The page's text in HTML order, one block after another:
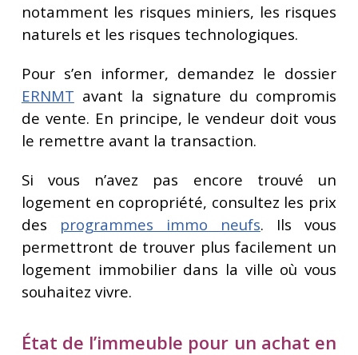
notamment les risques miniers, les risques
naturels et les risques technologiques.
Pour s’en informer, demandez le dossier
ERNMT avant la signature du compromis
de vente. En principe, le vendeur doit vous
le remettre avant la transaction.
Si vous n’avez pas encore trouvé un
logement en copropriété, consultez les prix
des programmes immo neufs. Ils vous
permettront de trouver plus facilement un
logement immobilier dans la ville où vous
souhaitez vivre.
État de l’immeuble pour un achat en